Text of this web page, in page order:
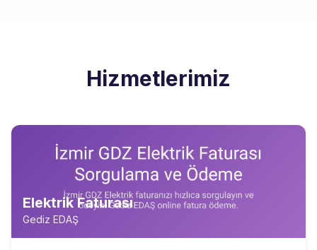
Hizmetlerimiz
Elektrik Faturası
Gediz EDAŞ